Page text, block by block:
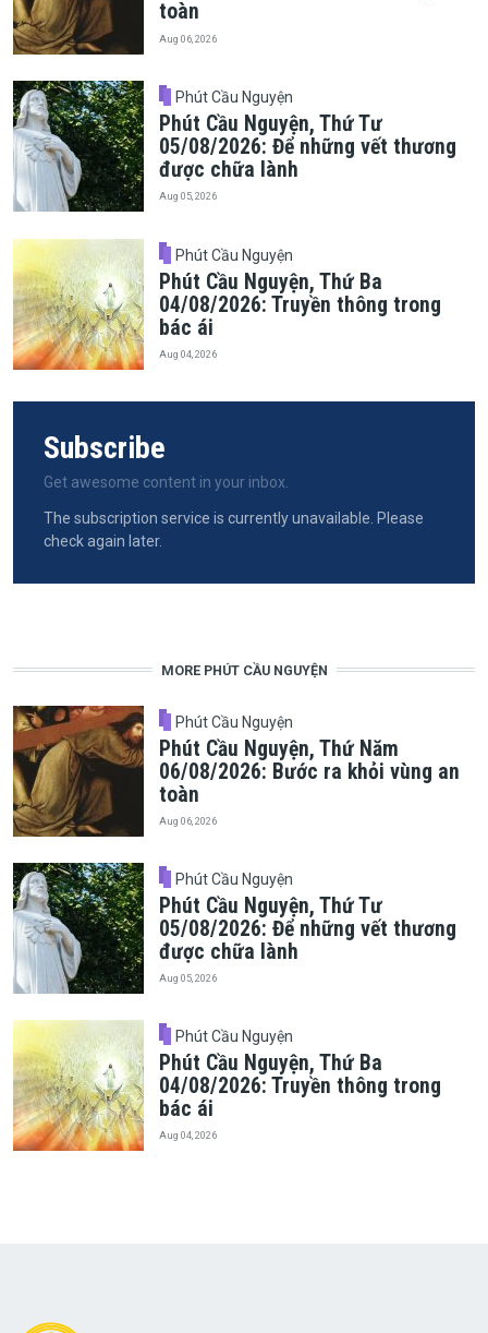
toàn
Aug 06, 2026
Phút Cầu Nguyện
Phút Cầu Nguyện, Thứ Tư
05/08/2026: Để những vết thương
được chữa lành
Aug 05, 2026
Phút Cầu Nguyện
Phút Cầu Nguyện, Thứ Ba
04/08/2026: Truyền thông trong
bác ái
Aug 04, 2026
Subscribe
Get awesome content in your inbox.
The subscription service is currently unavailable. Please
check again later.
MORE PHÚT CẦU NGUYỆN
Phút Cầu Nguyện
Phút Cầu Nguyện, Thứ Năm
06/08/2026: Bước ra khỏi vùng an
toàn
Aug 06, 2026
Phút Cầu Nguyện
Phút Cầu Nguyện, Thứ Tư
05/08/2026: Để những vết thương
được chữa lành
Aug 05, 2026
Phút Cầu Nguyện
Phút Cầu Nguyện, Thứ Ba
04/08/2026: Truyền thông trong
bác ái
Aug 04, 2026